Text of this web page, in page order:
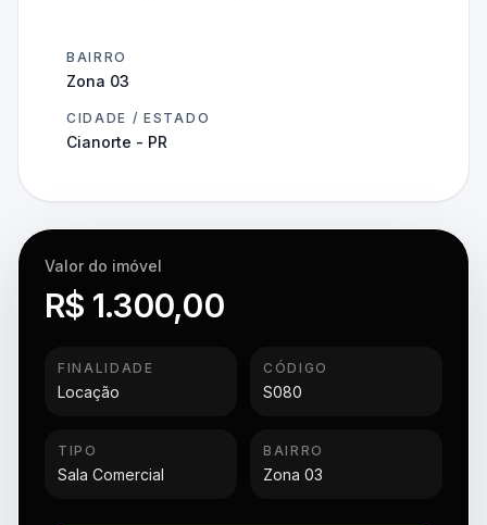
BAIRRO
Zona 03
CIDADE / ESTADO
Cianorte - PR
Valor do imóvel
R$ 1.300,00
FINALIDADE
Locação
CÓDIGO
S080
TIPO
Sala Comercial
BAIRRO
Zona 03